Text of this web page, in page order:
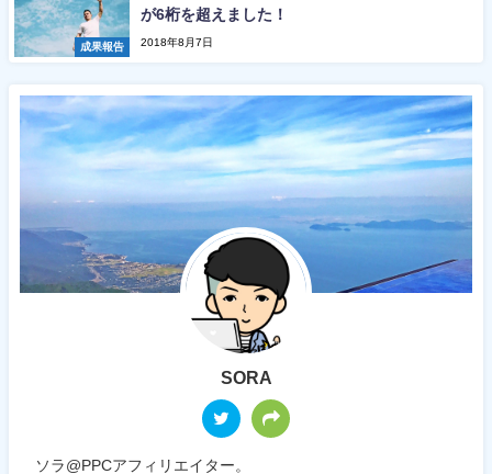
成果報告
が6桁を超えました！
2018年8月7日
SORA
ソラ@PPCアフィリエイター。